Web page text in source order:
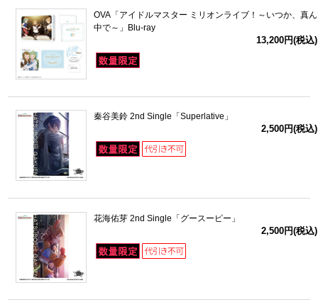
ラブライブ！スーパースター!!
アイドリッシュセブン
モフモフパレード
OVA「アイドルマスター ミリオンライブ！～いつか、真ん
中で～」Blu-ray
13,200円(税込)
秦谷美鈴 2nd Single「Superlative」
2,500円(税込)
花海佑芽 2nd Single「グースーピー」
2,500円(税込)